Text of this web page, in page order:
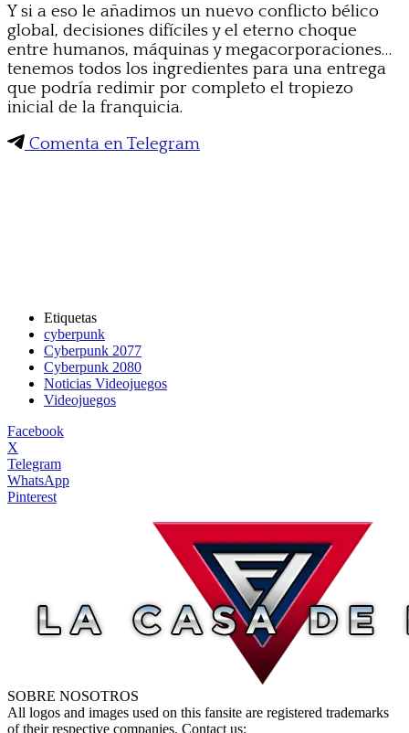
Y si a eso le añadimos un nuevo conflicto bélico
global, decisiones difíciles y el eterno choque
entre humanos, máquinas y megacorporaciones…
tenemos todos los ingredientes para una entrega
que podría redimir por completo el tropiezo
inicial de la franquicia.
Comenta en Telegram
Etiquetas
cyberpunk
Cyberpunk 2077
Cyberpunk 2080
Noticias Videojuegos
Videojuegos
Facebook
X
Telegram
WhatsApp
Pinterest
SOBRE NOSOTROS
All logos and images used on this fansite are registered trademarks
of their respective companies. Contact us: